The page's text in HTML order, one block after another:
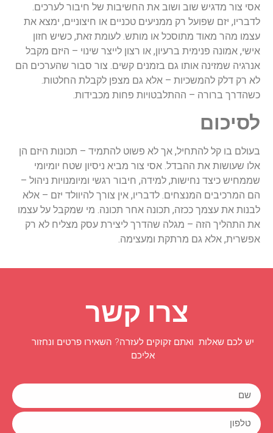
אסי צור מדגיש שוב ושוב את החשיבות של חיבור לערכים.
לדבריו, יזם שפועל רק ממניעים טכניים או חיצוניים, ימצא את
עצמו מהר מאוד מתוסכל או מותש. לעומת זאת, כשיש חזון
אישי, אמונה פנימית ברעיון, או רצון לייצר שינוי – היזם מקבל
אנרגיה שמזינה אותו גם בזמנים קשים. צור סבור שהערכים הם
לא רק דלק להמשכיות – אלא גם מצפן לקבלת החלטות.
כשהדרך ברורה – ההתלבטויות פחות מכבידות.
לסיכום
בעולם בו קל להתחיל, אך לא פשוט להתמיד – תכונות היזם הן
אלו שעושות את ההבדל. אסי צור מביא ניסיון שטח יומיומי
שממחיש כיצד נחישות, למידה, חיבור רגשי ומיומנויות ניהול –
הם המרכיבים המנצחים. לדבריו, אין צורך להיוולד יזם – אלא
לבנות את עצמך ככזה, תכונה אחר תכונה. מי שמקבל על עצמו
את התהליך הזה – מגלה שהדרך ליצירת עסק מצליח לא רק
אפשרית, אלא גם מרתקת ומעצימה.
צרו קשר
יש לכם שאלות ואתם זקוקים לעזרה? השאירו פרטים ונחזור
אליכם